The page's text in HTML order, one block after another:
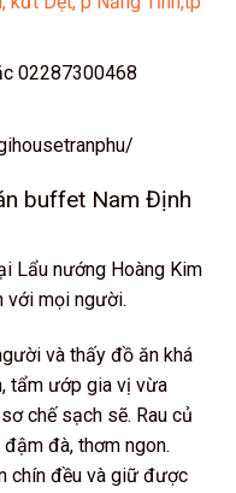
02287300468
buffet Nam Định
Lẩu nướng Hoàng Kim
với mọi người.
và thấy đồ ăn khá
tẩm ướp gia vị vừa
chế sạch sẽ. Rau củ
đà, thơm ngon.
chín đều và giữ được